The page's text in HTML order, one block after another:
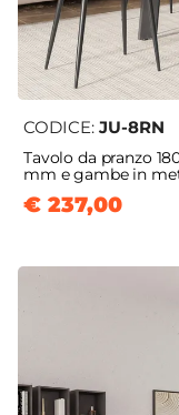
CODICE: JU-8RN
Tavolo da pranzo
mm e gambe in
€ 237,00